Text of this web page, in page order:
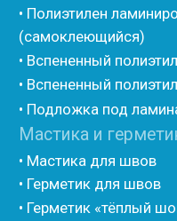
• Гернитовый шнур
• Стенофлекс для труб
• Мат из вспененного
• Трубная изоляция из
Тилит
• Трубная изоляция из
Порилекс
• Трубная изоляция из
Изотом
• Шнур базальтовый
• Компенсационный мат